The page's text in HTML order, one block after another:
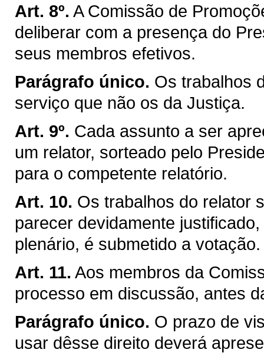
Art. 8º. A Comissão de
deliberar com a presença do
seus membros efetivos.
Parágrafo único. Os trabalhos
serviço que não os da Justiça.
Art. 9º. Cada assunto a ser
um relator, sorteado pelo
para o competente relatório.
Art. 10. Os trabalhos do relator
parecer devidamente
plenário, é submetido a votação.
Art. 11. Aos membros da
processo em discussão, antes
Parágrafo único. O prazo de
usar dêsse direito deverá